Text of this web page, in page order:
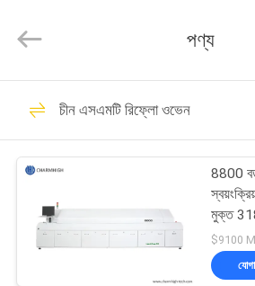
পণ্য
ভিডিও
TECHNOLOGY
LIMITED.
Reserved.
এসএমটি পিক এবং
মেশিন
পণ্য
চীন এসএমটি রিফ্লো ওভেন
8800
মুক্ত
$9100